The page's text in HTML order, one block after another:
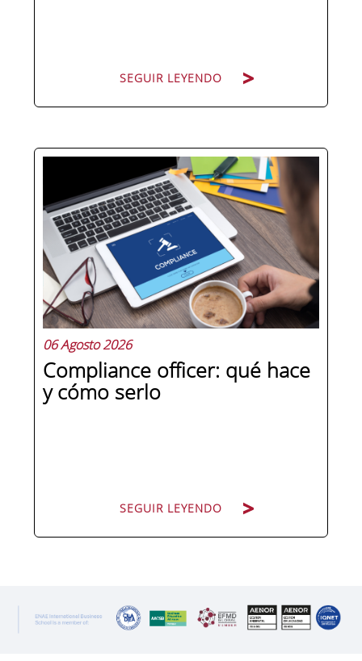
SEGUIR LEYENDO
Hay personas que ocupan puestos de
dirección y hay personas que lideran.
La diferencia no está en el cargo ni en
la antigüedad, sino en un conjunto de
competencias que se pueden
aprender, practicar y medir. Si te
preguntas qué separa a un directivo...
06 Agosto 2026
Compliance officer: qué hace
y cómo serlo
SEGUIR LEYENDO
en la estructura corporativa española
en la última década como el